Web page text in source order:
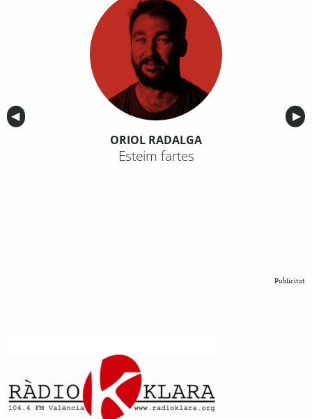
Anterior
◀︎ ▶︎
ORIOL RADALGA
Esteim fartes
Publicitat